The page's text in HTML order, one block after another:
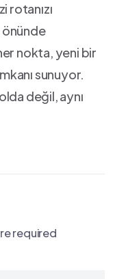
rotanızı
nokta, yeni bir⁣
sunuyor.
değil, aynı
required